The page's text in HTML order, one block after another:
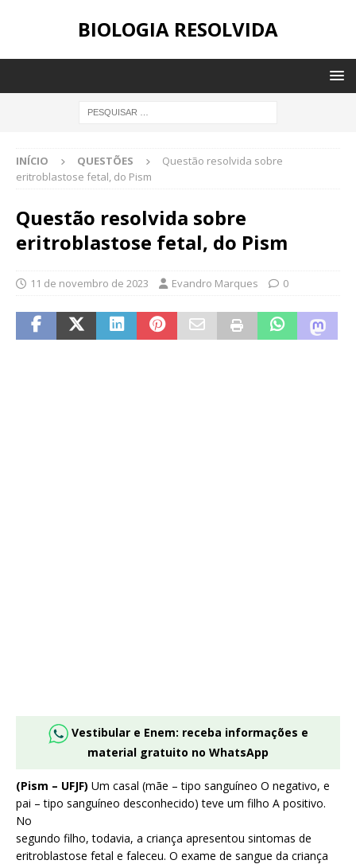
BIOLOGIA RESOLVIDA
INÍCIO QUESTÕES
Questão resolvida sobre
eritroblastose fetal, do Pism
Questão resolvida sobre
eritroblastose fetal, do Pism
11 de novembro de 2023 Evandro Marques 0
Vestibular e Enem: receba informações e
material gratuito no WhatsApp
(Pism – UFJF) Um casal (mãe – tipo sanguíneo O negativo, e
pai – tipo sanguíneo desconhecido) teve um filho A positivo.
No
segundo filho, todavia, a criança apresentou sintomas de
eritroblastose fetal e faleceu. O exame de sangue da criança